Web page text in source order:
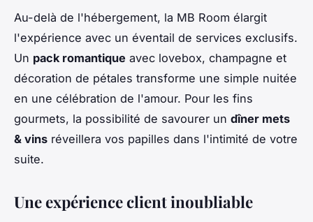
Au-delà de l'hébergement, la MB Room élargit
l'expérience avec un éventail de services exclusifs.
Un pack romantique avec lovebox, champagne et
décoration de pétales transforme une simple nuitée
en une célébration de l'amour. Pour les fins
gourmets, la possibilité de savourer un dîner mets
& vins réveillera vos papilles dans l'intimité de votre
suite.
Une expérience client inoubliable